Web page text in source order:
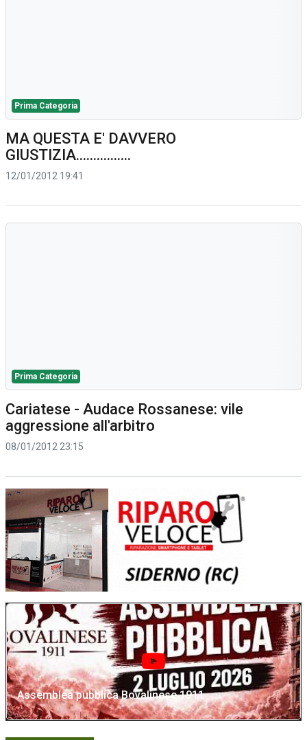
Prima Categoria
MA QUESTA E' DAVVERO
GIUSTIZIA................
12/01/2012 19:41
Prima Categoria
Cariatese - Audace Rossanese: vile
aggressione all'arbitro
08/01/2012 23:15
Assemblea pubblica Bovalinese 1911